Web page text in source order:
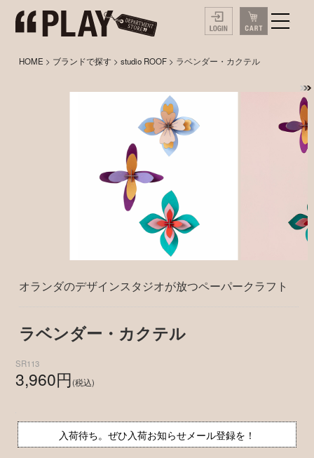
HOME > ブランドで探す >studio ROOF > ラベンダー・カクテル
オランダのデザインスタジオが放つペーパークラフト
ラベンダー・カクテル
SR113
3,960円(税込)
入荷待ち。ぜひ入荷お知らせメール登録を！